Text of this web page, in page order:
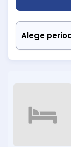
Hotel Sara's
dintre cele mai
Rezervări și